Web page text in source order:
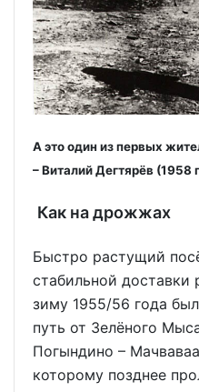
А это один из первых
– Виталий Дегтярёв (1958
Как на дрожжах
Быстро растущий
стабильной доставки
зиму 1955/56 года
путь от Зелёного
Погындино –
которому позднее